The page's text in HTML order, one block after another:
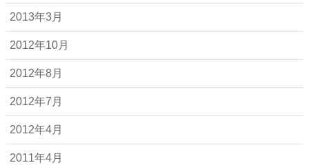
2013年3月
2012年10月
2012年8月
2012年7月
2012年4月
2011年4月